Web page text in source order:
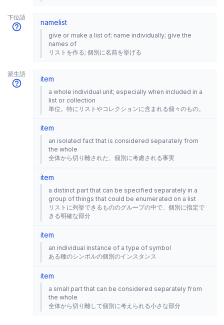
下位語
namelist
give or make a list of; name individually; give the
names of
リストを作る; 個別に名前を挙げる
派生語
item
a whole individual unit; especially when included in a
list or collection
単位。特にリストやコレクションに含まれる個々のもの。
item
an isolated fact that is considered separately from
the whole
全体から切り離された、個別に考慮される事実
item
a distinct part that can be specified separately in a
group of things that could be enumerated on a list
リストに列挙できるもののグループの中で、個別に指定で
きる明確な部分
item
an individual instance of a type of symbol
ある種のシンボルの個別のインスタンス
item
a small part that can be considered separately from
the whole
全体から切り離して個別に考えられる小さな部分